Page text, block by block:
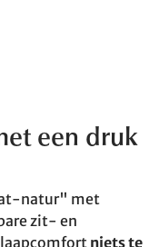
een druk
natur" met
zit- en
niets te